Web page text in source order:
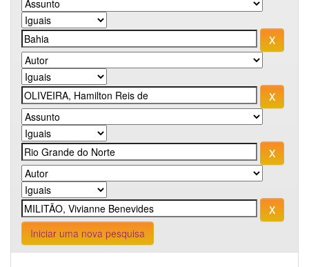
Iniciar uma nova pesquisa